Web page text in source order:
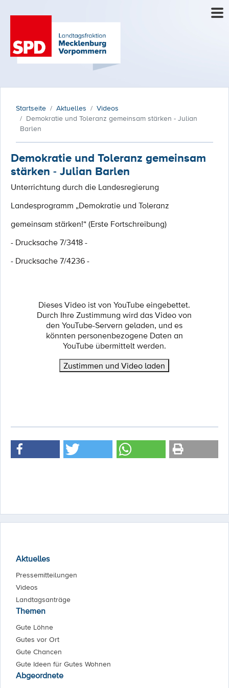
Startseite Aktuelles
Videos
Demokratie und Toleranz gemeinsam stärken - Julian
Barlen
Demokratie und Toleranz gemeinsam
stärken - Julian Barlen
Unterrichtung durch die Landesregierung
Landesprogramm „Demokratie und Toleranz
gemeinsam stärken!“ (Erste Fortschreibung)
- Drucksache 7/3418 -
- Drucksache 7/4236 -
Dieses Video ist von YouTube eingebettet.
Durch Ihre Zustimmung wird das Video von
den YouTube-Servern geladen, und es
könnten personenbezogene Daten an
YouTube übermittelt werden.
Zustimmen und Video laden
Aktuelles
Pressemitteilungen
Videos
Landtagsanträge
Themen
Gute Löhne
Gutes vor Ort
Gute Chancen
Gute Ideen für Gutes Wohnen
Abgeordnete